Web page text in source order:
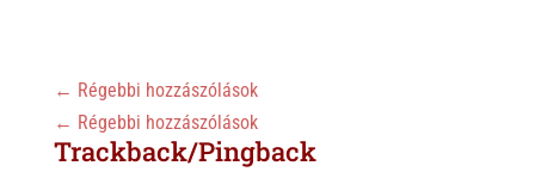
A
p
o
← Régebbi hozzászólások
← Régebbi hozzászólások
Trackback/Pingback